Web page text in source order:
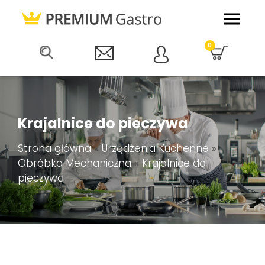
0
Krajalnice do pieczywa
Strona główna»Urządzenia Kuchenne »
Obróbka Mechaniczna» Krajalnice do
pieczywa